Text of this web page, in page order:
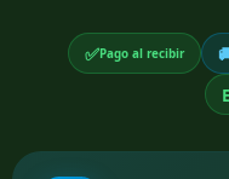
✅Pago al recibir